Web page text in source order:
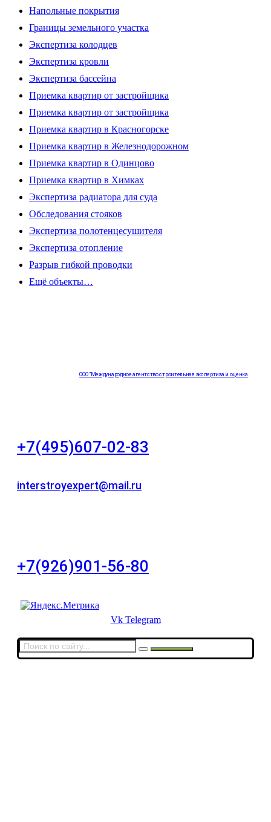
Напольные покрытия
Границы земельного участка
Экспертиза колодцев
Экспертиза кровли
Экспертиза бассейна
Приемка квартир от застройщика
Приемка квартир от застройщика
Приемка квартир в Красногорске
Приемка квартир в Железнодорожном
Приемка квартир в Одинцово
Приемка квартир в Химках
Экспертиза радиатора для суда
Обследования стояков
Экспертиза полотенцесушителя
Экспертиза отопление
Разрыв гибкой проводки
Ещё объекты…
ООО "Международное агентство строительная экспертиза и оценка
+7(495)607-02-83
interstroyexpert@mail.ru
+7(926)901-56-80
Vk Telegram